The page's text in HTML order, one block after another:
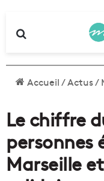
Accueil/Actus/
Le chiffre
personnes
Marseille